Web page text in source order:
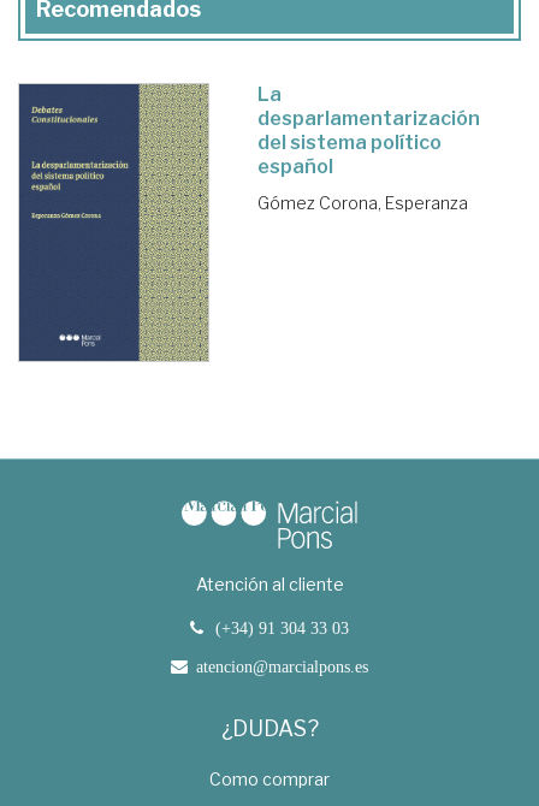
Recomendados
La
desparlamentarización
del sistema político
español
Gómez Corona, Esperanza
Atención al cliente
(+34) 91 304 33 03
atencion@marcialpons.es
¿DUDAS?
Como comprar